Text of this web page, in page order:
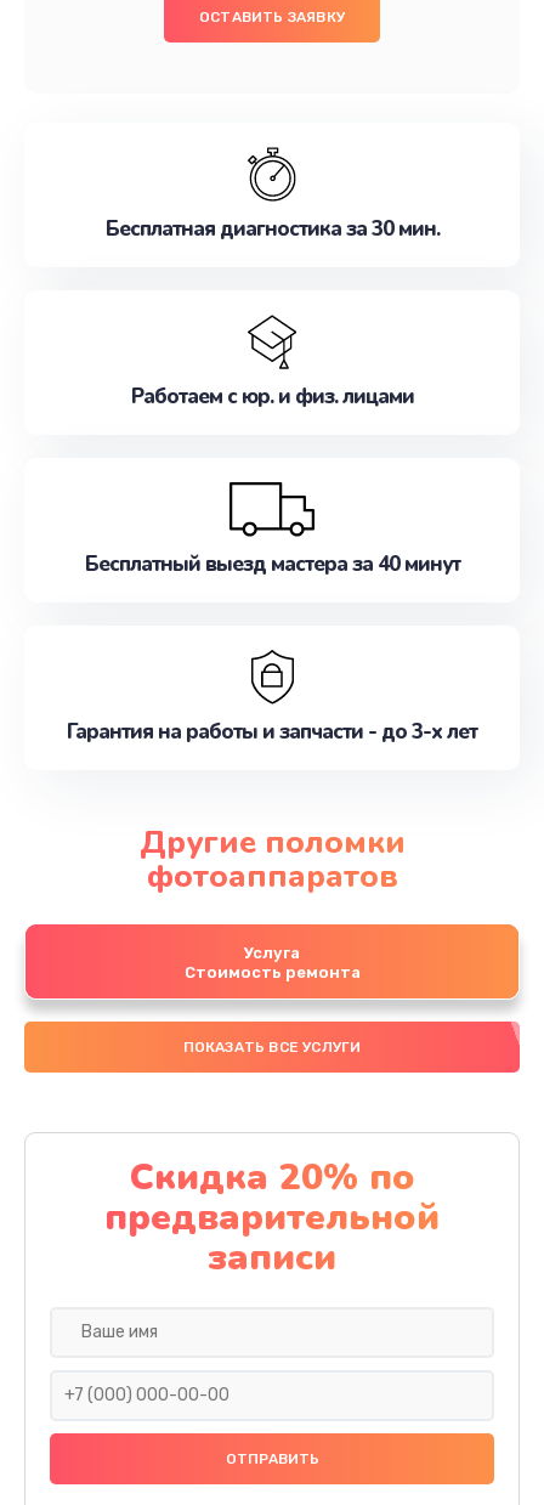
ОСТАВИТЬ ЗАЯВКУ
Бесплатная диагностика за 30 мин.
Работаем с юр. и физ. лицами
Бесплатный выезд мастера за 40 минут
Гарантия на работы и запчасти - до 3-х лет
Другие поломки
фотоаппаратов
Услуга
Стоимость ремонта
ПОКАЗАТЬ ВСЕ УСЛУГИ
Скидка 20% по
предварительной
записи